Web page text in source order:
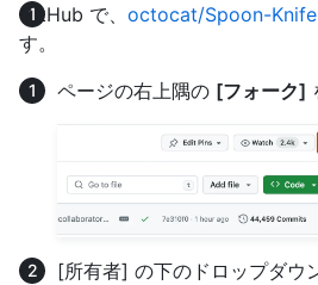
GitHub で、 octocat/Spoon-Knife
す。
ページの右上隅の [フォーク]
[所有者] の下のドロップダウ